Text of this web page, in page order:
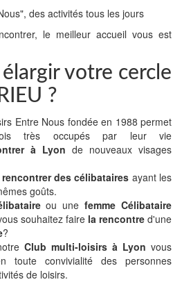
des activités tous les jours
le meilleur accueil vous est
votre cercle
?
Entre Nous fondée en 1988 permet
très occupés par leur vie
à Lyon de nouveaux visages
rencontrer des célibataires ayant les
goûts.
ou unefemme Célibataire
souhaitez faire la rencontred'une
?
Club multi-loisirs à Lyon vous
toute convivialité des personnes
de loisirs.